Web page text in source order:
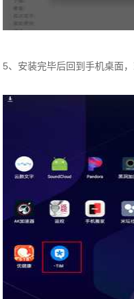
5、安装完毕后回到手机桌面